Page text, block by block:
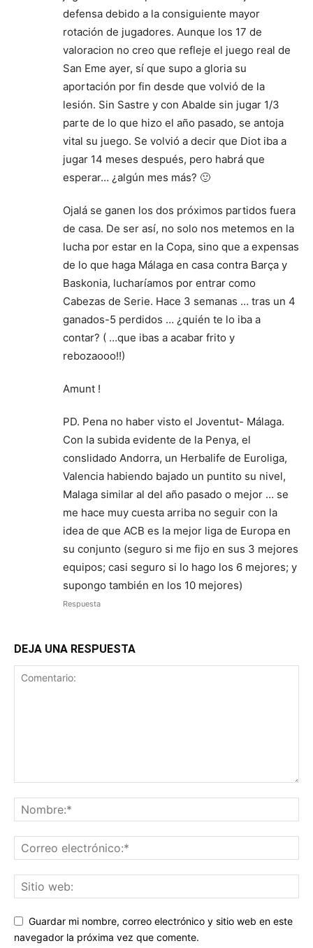
defensa debido a la consiguiente mayor
rotación de jugadores. Aunque los 17 de
valoracion no creo que refleje el juego real de
San Eme ayer, sí que supo a gloria su
aportación por fin desde que volvió de la
lesión. Sin Sastre y con Abalde sin jugar 1/3
parte de lo que hizo el año pasado, se antoja
vital su juego. Se volvió a decir que Diot iba a
jugar 14 meses después, pero habrá que
esperar… ¿algún mes más? 🙂
Ojalá se ganen los dos próximos partidos fuera
de casa. De ser así, no solo nos metemos en la
lucha por estar en la Copa, sino que a expensas
de lo que haga Málaga en casa contra Barça y
Baskonia, lucharíamos por entrar como
Cabezas de Serie. Hace 3 semanas … tras un 4
ganados-5 perdidos … ¿quién te lo iba a
contar? ( …que ibas a acabar frito y
rebozaooo!!)
Amunt !
PD. Pena no haber visto el Joventut- Málaga.
Con la subida evidente de la Penya, el
conslidado Andorra, un Herbalife de Euroliga,
Valencia habiendo bajado un puntito su nivel,
Malaga similar al del año pasado o mejor … se
me hace muy cuesta arriba no seguir con la
idea de que ACB es la mejor liga de Europa en
su conjunto (seguro si me fijo en sus 3 mejores
equipos; casi seguro si lo hago los 6 mejores; y
supongo también en los 10 mejores)
Respuesta
DEJA UNA RESPUESTA
Guardar mi nombre, correo electrónico y sitio web en este
navegador la próxima vez que comente.